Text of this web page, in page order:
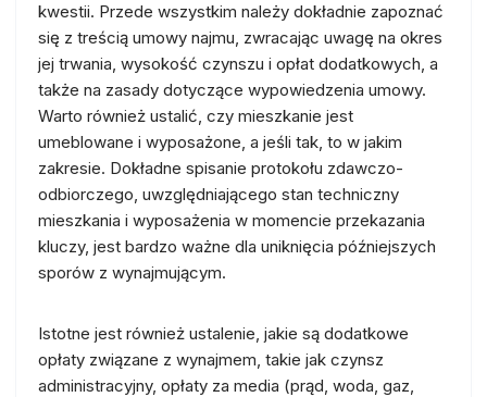
kwestii. Przede wszystkim należy dokładnie zapoznać
się z treścią umowy najmu, zwracając uwagę na okres
jej trwania, wysokość czynszu i opłat dodatkowych, a
także na zasady dotyczące wypowiedzenia umowy.
Warto również ustalić, czy mieszkanie jest
umeblowane i wyposażone, a jeśli tak, to w jakim
zakresie. Dokładne spisanie protokołu zdawczo-
odbiorczego, uwzględniającego stan techniczny
mieszkania i wyposażenia w momencie przekazania
kluczy, jest bardzo ważne dla uniknięcia późniejszych
sporów z wynajmującym.
Istotne jest również ustalenie, jakie są dodatkowe
opłaty związane z wynajmem, takie jak czynsz
administracyjny, opłaty za media (prąd, woda, gaz,